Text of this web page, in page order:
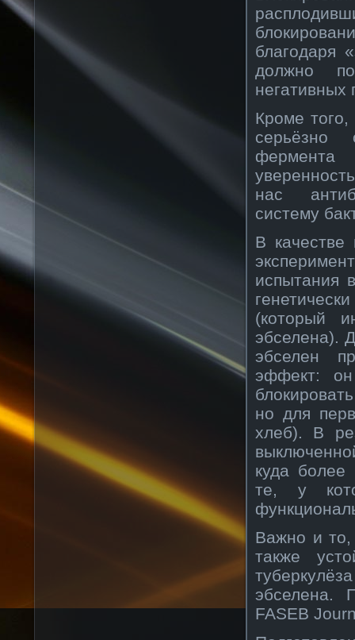
благодаря
должно
негативных
Кроме того,
серьёзно
нас
систему
В
испытания
(который
эбселена).
эбселен
эффект: он
но для
хлеб). В
куда более
те, у
Важно и то,
также
эбселена.
FASEB